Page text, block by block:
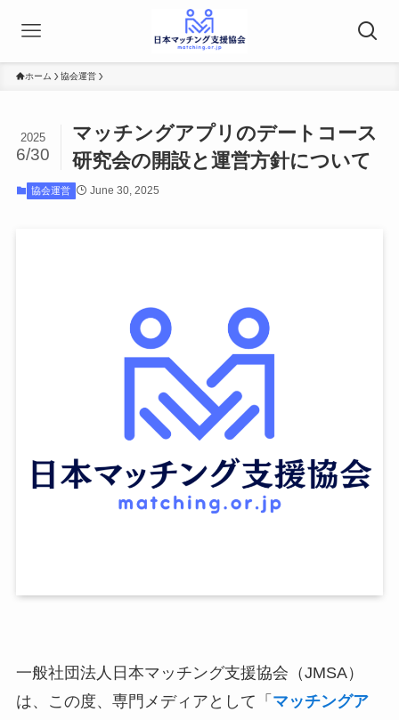
ホーム 協会運営
マッチングアプリのデートコース
研究会の開設と運営方針について
2025
6/30
協会運営 June 30, 2025
一般社団法人日本マッチング支援協会（JMSA）
は、この度、専門メディアとして「 マッチングア